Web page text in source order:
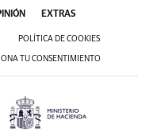
EXTRAS
POLÍTICA DE COOKIES
TU CONSENTIMIENTO